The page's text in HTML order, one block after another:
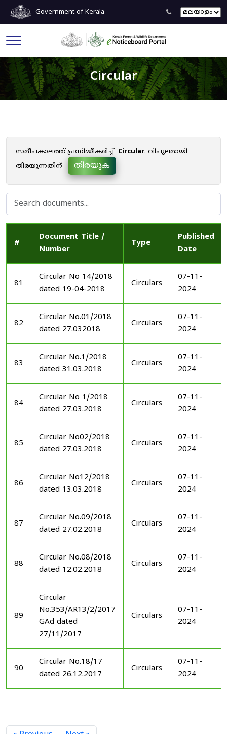
Government of Kerala
Circular
സമീപകാലത്ത് പ്രസിദ്ധീകരിച്ച് Circular. വിപുലമായി
തിരയുന്നതിന്
തിരയുക
#
Document Title /
Number
Type
Published
Date
81
Circular No 14/2018
dated 19-04-2018
Circulars
07-11-
2024
82
Circular No.01/2018
dated 27.032018
Circulars
07-11-
2024
83
Circular No.1/2018
dated 31.03.2018
Circulars
07-11-
2024
84
Circular No 1/2018
dated 27.03.2018
Circulars
07-11-
2024
85
Circular No02/2018
dated 27.03.2018
Circulars
07-11-
2024
86
Circular No12/2018
dated 13.03.2018
Circulars
07-11-
2024
87
Circular No.09/2018
dated 27.02.2018
Circulars
07-11-
2024
88
Circular No.08/2018
dated 12.02.2018
Circulars
07-11-
2024
89
Circular
No.353/AR13/2/2017
GAd dated
27/11/2017
Circulars
07-11-
2024
90
Circular No.18/17
dated 26.12.2017
Circulars
07-11-
2024